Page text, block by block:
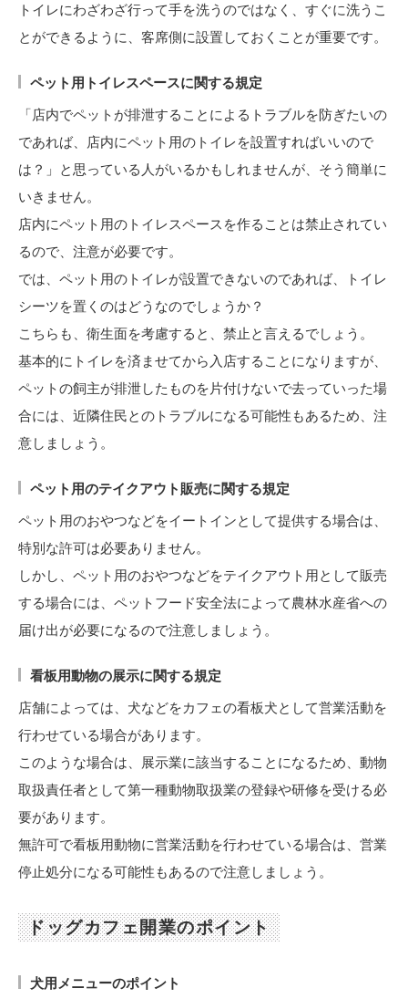
トイレにわざわざ行って手を洗うのではなく、すぐに洗うこ
とができるように、客席側に設置しておくことが重要です。
ペット用トイレスペースに関する規定
「店内でペットが排泄することによるトラブルを防ぎたいの
であれば、店内にペット用のトイレを設置すればいいので
は？」と思っている人がいるかもしれませんが、そう簡単に
いきません。
店内にペット用のトイレスペースを作ることは禁止されてい
るので、注意が必要です。
では、ペット用のトイレが設置できないのであれば、トイレ
シーツを置くのはどうなのでしょうか？
こちらも、衛生面を考慮すると、禁止と言えるでしょう。
基本的にトイレを済ませてから入店することになりますが、
ペットの飼主が排泄したものを片付けないで去っていった場
合には、近隣住民とのトラブルになる可能性もあるため、注
意しましょう。
ペット用のテイクアウト販売に関する規定
ペット用のおやつなどをイートインとして提供する場合は、
特別な許可は必要ありません。
しかし、ペット用のおやつなどをテイクアウト用として販売
する場合には、ペットフード安全法によって農林水産省への
届け出が必要になるので注意しましょう。
看板用動物の展示に関する規定
店舗によっては、犬などをカフェの看板犬として営業活動を
行わせている場合があります。
このような場合は、展示業に該当することになるため、動物
取扱責任者として第一種動物取扱業の登録や研修を受ける必
要があります。
無許可で看板用動物に営業活動を行わせている場合は、営業
停止処分になる可能性もあるので注意しましょう。
ドッグカフェ開業のポイント
犬用メニューのポイント